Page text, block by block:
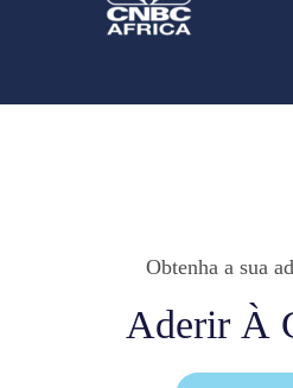
Obtenha a sua
Aderir À